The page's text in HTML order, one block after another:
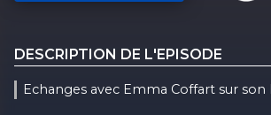
DESCRIPTION DE L'EPISODE
Echanges avec Emma Coffart sur